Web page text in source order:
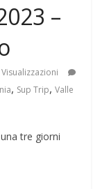
–
, Sup Trip,Valle
tre giorni